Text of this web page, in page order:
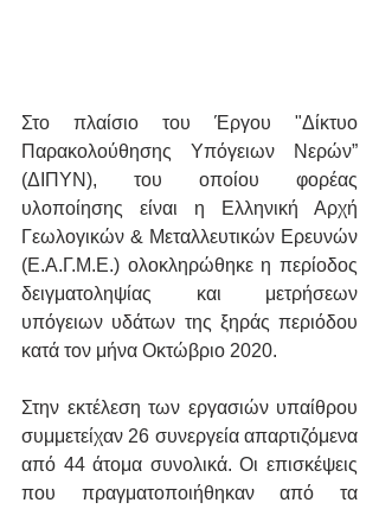
Στο πλαίσιο του Έργου "Δίκτυο
Παρακολούθησης Υπόγειων Νερών”
(ΔΙΠΥΝ), του οποίου φορέας
υλοποίησης είναι η Ελληνική Αρχή
Γεωλογικών & Μεταλλευτικών Ερευνών
(Ε.Α.Γ.Μ.Ε.) ολοκληρώθηκε η περίοδος
δειγματοληψίας και μετρήσεων
υπόγειων υδάτων της ξηράς περιόδου
κατά τον μήνα Οκτώβριο 2020.
Στην εκτέλεση των εργασιών υπαίθρου
συμμετείχαν 26 συνεργεία απαρτιζόμενα
από 44 άτομα συνολικά. Οι επισκέψεις
που πραγματοποιήθηκαν από τα